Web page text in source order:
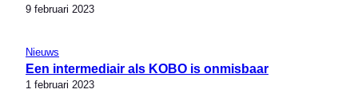
9 februari 2023
Nieuws
Een intermediair als KOBO is onmisbaar
1 februari 2023